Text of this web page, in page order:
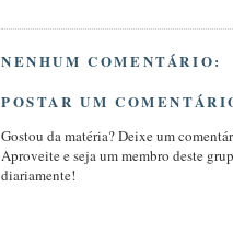
NENHUM COMENTÁRIO:
POSTAR UM
Gostou da matéria? Deixe um
Aproveite e seja um membro deste
diariamente!